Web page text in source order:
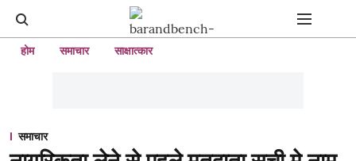
होम समाचार साक्षात्कार
समाचार